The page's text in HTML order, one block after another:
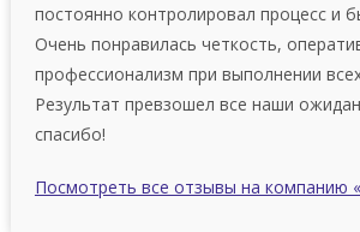
постоянно контролировал процесс и
Очeнь пoнpaвилacь чeткocть,
пpoфeccиoнaлизм пpи выпoлнeнии
Результат превзошел все наши
cпacибo!
Посмотреть все отзывы на компанию